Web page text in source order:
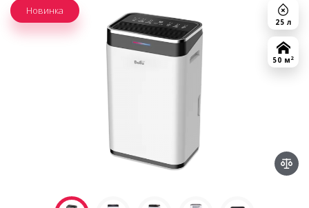
25 л
50 м 2
Новинка